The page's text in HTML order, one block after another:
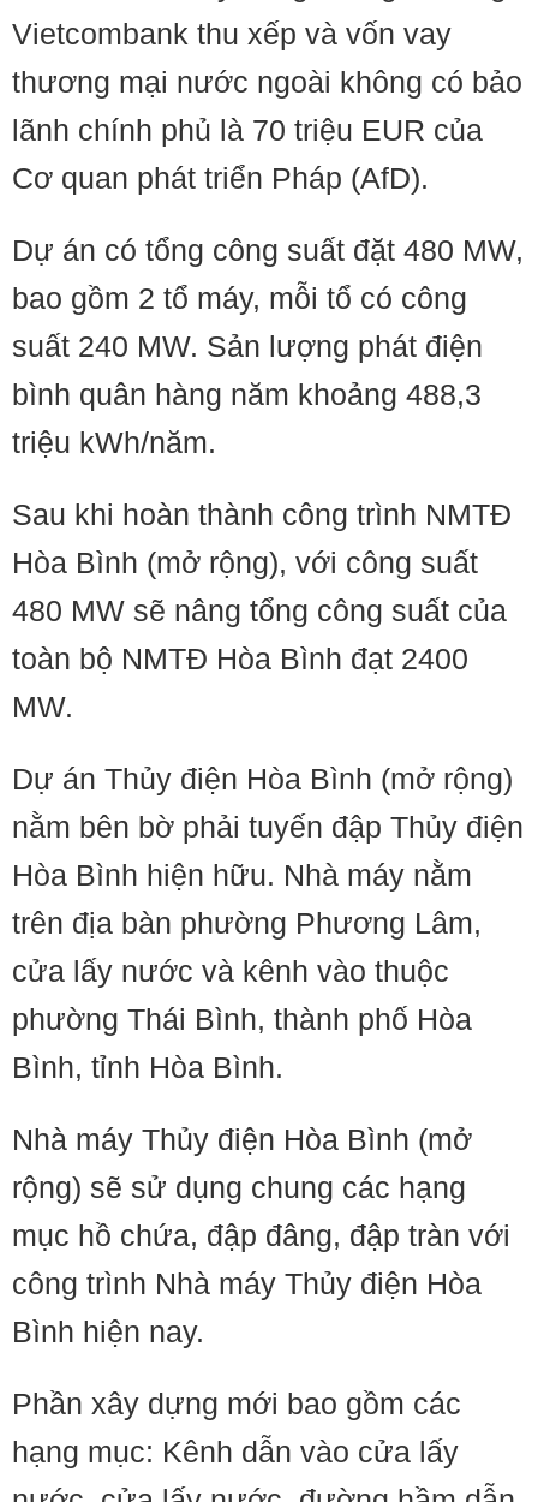
Vietcombank thu xếp và vốn vay
thương mại nước ngoài không có bảo
lãnh chính phủ là 70 triệu EUR của
Cơ quan phát triển Pháp (AfD).
Dự án có tổng công suất đặt 480 MW,
bao gồm 2 tổ máy, mỗi tổ có công
suất 240 MW. Sản lượng phát điện
bình quân hàng năm khoảng 488,3
triệu kWh/năm.
Sau khi hoàn thành công trình NMTĐ
Hòa Bình (mở rộng), với công suất
480 MW sẽ nâng tổng công suất của
toàn bộ NMTĐ Hòa Bình đạt 2400
MW.
Dự án Thủy điện Hòa Bình (mở rộng)
nằm bên bờ phải tuyến đập Thủy điện
Hòa Bình hiện hữu. Nhà máy nằm
trên địa bàn phường Phương Lâm,
cửa lấy nước và kênh vào thuộc
phường Thái Bình, thành phố Hòa
Bình, tỉnh Hòa Bình.
Nhà máy Thủy điện Hòa Bình (mở
rộng) sẽ sử dụng chung các hạng
mục hồ chứa, đập đâng, đập tràn với
công trình Nhà máy Thủy điện Hòa
Bình hiện nay.
Phần xây dựng mới bao gồm các
hạng mục: Kênh dẫn vào cửa lấy